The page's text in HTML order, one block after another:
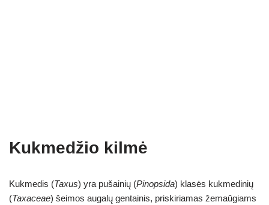
Kukmedžio kilmė
Kukmedis (Taxus) yra pušainių (Pinopsida) klasės kukmedinių
(Taxaceae) šeimos augalų gentainis, priskiriamas žemaūgiams